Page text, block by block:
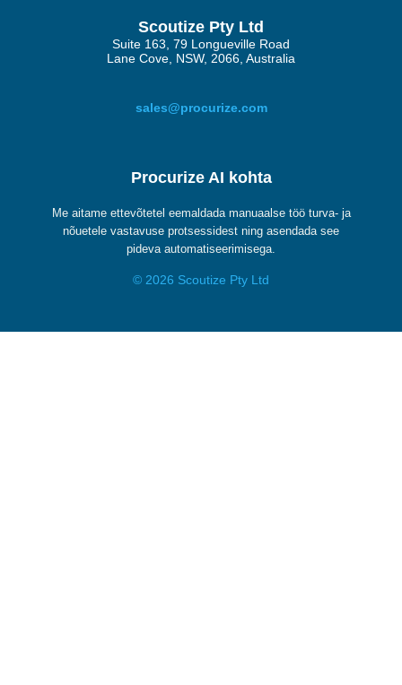
Scoutize Pty Ltd
Suite 163, 79 Longueville Road
Lane Cove, NSW, 2066, Australia
sales@procurize.com
Procurize AI kohta
Me aitame ettevõtetel eemaldada manuaalse töö turva- ja
nõuetele vastavuse protsessidest ning asendada see
pideva automatiseerimisega.
© 2026 Scoutize Pty Ltd